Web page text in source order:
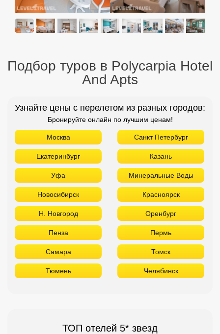
Подбор туров в Polycarpia Hotel
And Apts
Узнайте цены с перелетом из разных городов:
Бронируйте онлайн по лучшим ценам!
Москва Санкт Петербург
Екатеринбург Казань
Уфа Минеральные Воды
Новосибирск Красноярск
Н. Новгород Оренбург
Пенза Пермь
Самара Томск
Тюмень Челябинск
ТОП отелей 5* звезд